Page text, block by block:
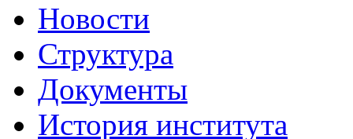
Новости
Структура
Документы
История института